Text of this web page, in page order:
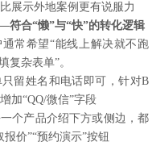
展示外地案例更有说服力
合“懒”与“快”的转化逻辑
常希望“能线上解决就不跑
复杂表单”。
只留姓名和电话即可，针对B
加“QQ/微信”字段
个产品介绍下方或侧边，都
价”“预约演示”按钮